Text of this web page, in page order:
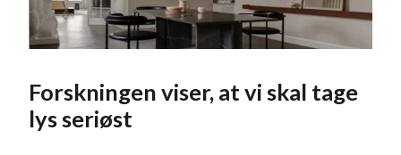
Forskningen viser, at vi skal tage
lys seriøst